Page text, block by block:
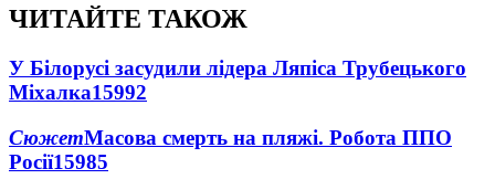
ЧИТАЙТЕ ТАКОЖ
У Білорусі засудили лідера Ляпіса Трубецького
Міхалка15992
СюжетМасова смерть на пляжі. Робота ППО
Росії15985